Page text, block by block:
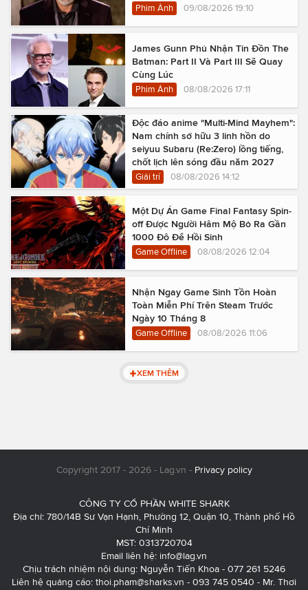
Phim Ảnh 09/08/2026 19:10
James Gunn Phủ Nhận Tin Đồn The
Batman: Part II Và Part III Sẽ Quay
Cùng Lúc
Phim Ảnh 08/08/2026 17:11
Độc đáo anime "Multi-Mind Mayhem":
Nam chính sở hữu 3 linh hồn do
seiyuu Subaru (Re:Zero) lồng tiếng,
chốt lịch lên sóng đầu năm 2027
Giải trí 08/08/2026 14:12
Một Dự Án Game Final Fantasy Spin-
off Được Người Hâm Mộ Bỏ Ra Gần
1000 Đô Để Hồi Sinh
Game Offline 08/08/2026 12:04
Nhận Ngay Game Sinh Tồn Hoàn
Toàn Miễn Phí Trên Steam Trước
Ngày 10 Tháng 8
Game Offline 08/08/2026 11:06
XEM THÊM
Copyright 2017 - 2026 - Lag.vn - Privacy policy
CÔNG TY CỔ PHẦN WHITE SHARK
Địa chỉ: 780/14B Sư Vạn Hạnh, Phường 12, Quận 10, Thành phố Hồ
Chí Minh
MST: 0313720704
Email liên hệ: info@lag.vn
Chịu trách nhiệm nội dung: Nguyễn Tiến Khoa - 077 261 5246
Liên hệ quảng cáo: thoi.pham@sharks.vn - 093 745 0540 - Mr. Thơi